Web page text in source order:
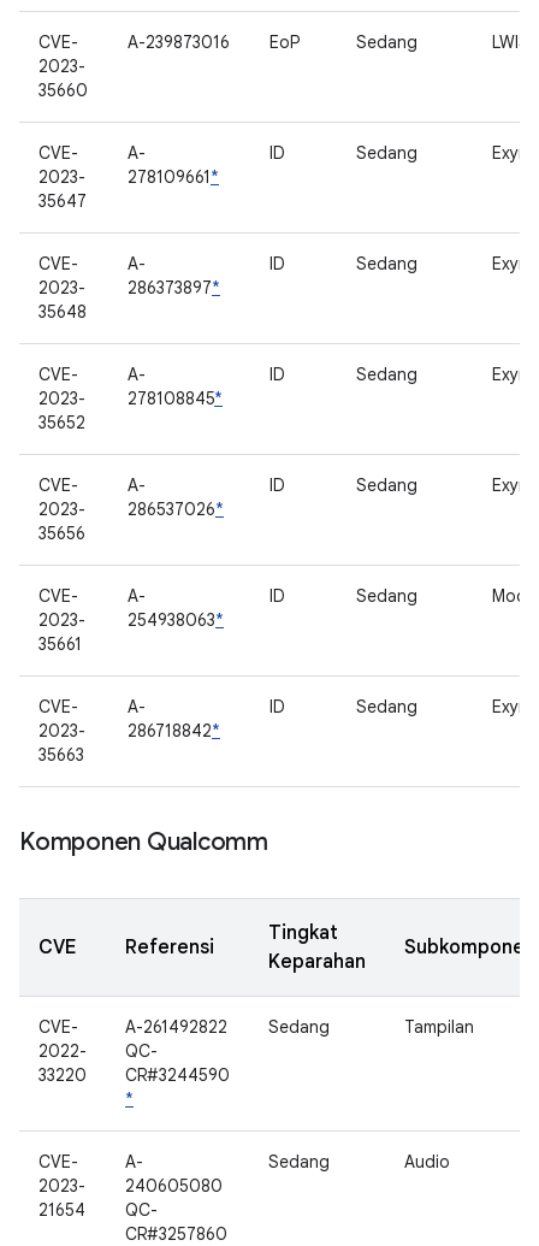
CVE-
2023-
35660
A-239873016 EoP Sedang LWIS
CVE-
2023-
35647
A-
278109661*
ID Sedang
CVE-
2023-
35648
A-
286373897*
ID Sedang
CVE-
2023-
35652
A-
278108845*
ID Sedang
CVE-
2023-
35656
A-
286537026*
ID Sedang
CVE-
2023-
35661
A-
254938063*
ID Sedang
CVE-
2023-
35663
A-
286718842*
ID Sedang
Komponen Qualcomm
CVE Referensi
Tingkat
Keparahan
Subkomponen
CVE-
2022-
33220
A-261492822
QC-
CR#3244590
*
Sedang Tampilan
CVE-
2023-
21654
A-
240605080
QC-
CR#3257860
Sedang Audio